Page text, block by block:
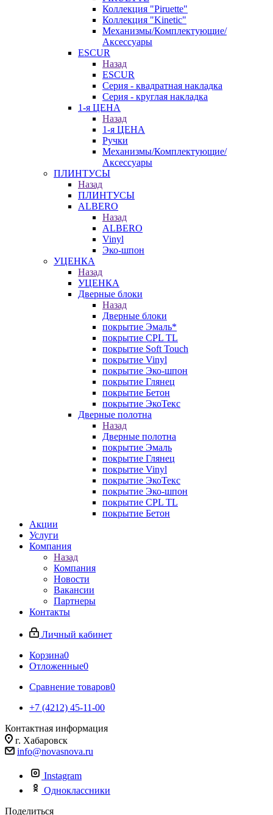
Коллекция "Piruette"
Коллекция "Kinetic"
Механизмы/Комплектующие/
Аксессуары
ESCUR
Назад
ESCUR
Серия - квадратная накладка
Серия - круглая накладка
1-я ЦЕНА
Назад
1-я ЦЕНА
Ручки
Механизмы/Комплектующие/
Аксессуары
ПЛИНТУСЫ
Назад
ПЛИНТУСЫ
ALBERO
Назад
ALBERO
Vinyl
Эко-шпон
УЦЕНКА
Назад
УЦЕНКА
Дверные блоки
Назад
Дверные блоки
покрытие Эмаль*
покрытие CPL TL
покрытие Soft Touch
покрытие Vinyl
покрытие Эко-шпон
покрытие Глянец
покрытие Бетон
покрытие ЭкоТекс
Дверные полотна
Назад
Дверные полотна
покрытие Эмаль
покрытие Глянец
покрытие Vinyl
покрытие ЭкоТекс
покрытие Эко-шпон
покрытие CPL TL
покрытие Бетон
Акции
Услуги
Компания
Назад
Компания
Новости
Вакансии
Партнеры
Контакты
Личный кабинет
Корзина0
Отложенные0
Сравнение товаров0
+7 (4212) 45-11-00
Контактная информация
г. Хабаровск
info@novasnova.ru
Instagram
Одноклассники
Поделиться